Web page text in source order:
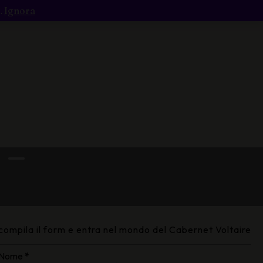
IgnoraCarrello
il form e entra nel mondo del Cabernet Voltaire
Nome *